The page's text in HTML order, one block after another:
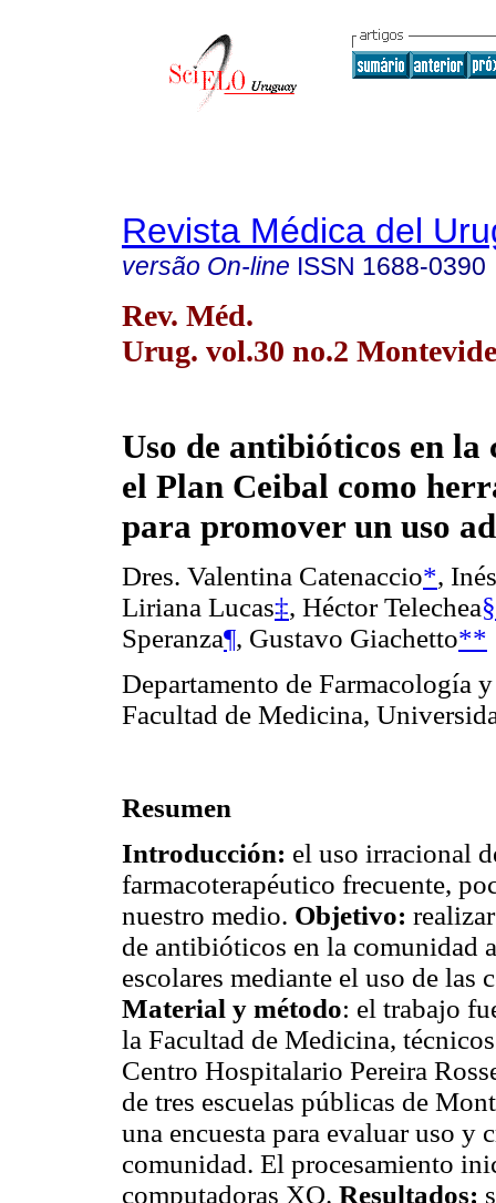
Revista Médica del
versão On-line ISSN 1688-0390
Rev. Méd.
Urug. vol.30 no.2
Uso de antibióticos en la
el Plan Ceibal como
para promover un uso
Dres. Valentina Catenaccio*,
Liriana Lucas‡, Héctor Telechea§
Speranza¶, Gustavo Giachetto**
Departamento de Farmacología
Facultad de Medicina,
Resumen
Introducción: el uso irracional
farmacoterapéutico frecuente,
nuestro medio. Objetivo:
de antibióticos en la comunidad
escolares mediante el uso de
Material y método: el trabajo
la Facultad de Medicina,
Centro Hospitalario Pereira
de tres escuelas públicas de
una encuesta para evaluar uso y
comunidad. El procesamiento
computadoras XO. Resultados: